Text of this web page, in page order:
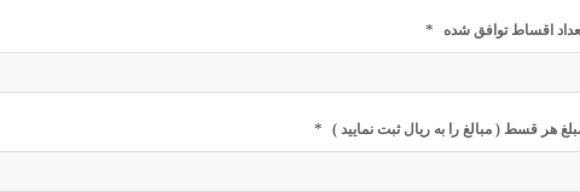
اقساط توافق شده *
هر قسط ( مبالغ را به ریال ثبت نمایید ) *